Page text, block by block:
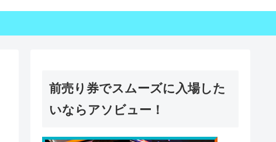
前売り券でスムーズに入場した
いならアソビュー！